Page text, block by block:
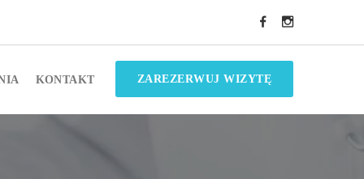
ZAREZERWUJ WIZYTĘ
KONTAKT